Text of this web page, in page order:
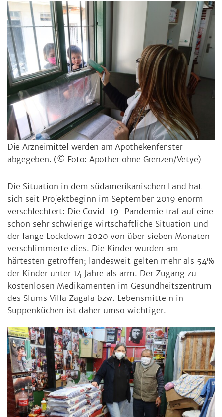
Die Arzneimittel werden am Apothekenfenster
abgegeben. (© Foto: Apother ohne Grenzen/Vetye)
Die Situation in dem südamerikanischen Land hat
sich seit Projektbeginn im September 2019 enorm
verschlechtert: Die Covid-19-Pandemie traf auf eine
schon sehr schwierige wirtschaftliche Situation und
der lange Lockdown 2020 von über sieben Monaten
verschlimmerte dies. Die Kinder wurden am
härtesten getroffen; landesweit gelten mehr als 54%
der Kinder unter 14 Jahre als arm. Der Zugang zu
kostenlosen Medikamenten im Gesundheitszentrum
des Slums Villa Zagala bzw. Lebensmitteln in
Suppenküchen ist daher umso wichtiger.